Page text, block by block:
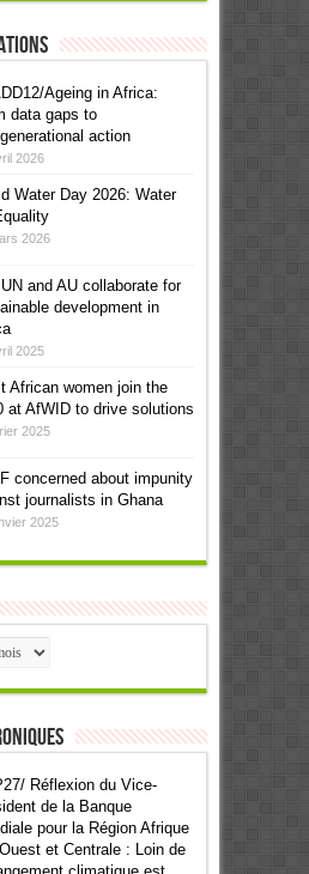
Ageing in Africa:
data gaps to
action
2026
Water Day 2026: Water
2026
and AU collaborate for
development in
2025
African women join the
at AfWID to drive solutions
2025
concerned about impunity
journalists in Ghana
2025
Réflexion du Vice-
de la Banque
pour la Région Afrique
et Centrale : Loin de